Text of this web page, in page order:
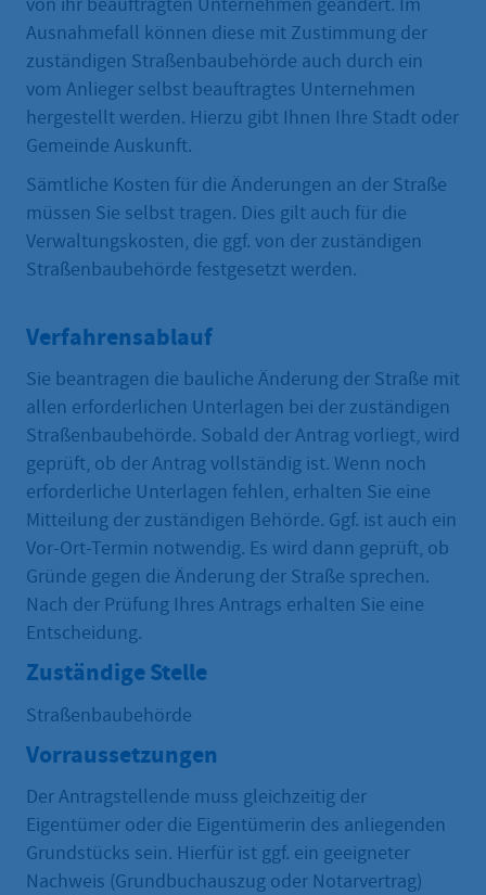
von ihr beauftragten Unternehmen geändert. Im
Ausnahmefall können diese mit Zustimmung der
zuständigen Straßenbaubehörde auch durch ein
vom Anlieger selbst beauftragtes Unternehmen
hergestellt werden. Hierzu gibt Ihnen Ihre Stadt oder
Gemeinde Auskunft.
Sämtliche Kosten für die Änderungen an der Straße
müssen Sie selbst tragen. Dies gilt auch für die
Verwaltungskosten, die ggf. von der zuständigen
Straßenbaubehörde festgesetzt werden.
Verfahrensablauf
Sie beantragen die bauliche Änderung der Straße mit
allen erforderlichen Unterlagen bei der zuständigen
Straßenbaubehörde. Sobald der Antrag vorliegt, wird
geprüft, ob der Antrag vollständig ist. Wenn noch
erforderliche Unterlagen fehlen, erhalten Sie eine
Mitteilung der zuständigen Behörde. Ggf. ist auch ein
Vor-Ort-Termin notwendig. Es wird dann geprüft, ob
Gründe gegen die Änderung der Straße sprechen.
Nach der Prüfung Ihres Antrags erhalten Sie eine
Entscheidung.
Zuständige Stelle
Straßenbaubehörde
Vorraussetzungen
Der Antragstellende muss gleichzeitig der
Eigentümer oder die Eigentümerin des anliegenden
Grundstücks sein. Hierfür ist ggf. ein geeigneter
Nachweis (Grundbuchauszug oder Notarvertrag)